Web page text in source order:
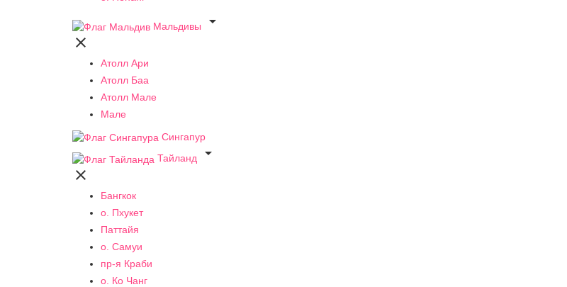
Мальдивы


Атолл Ари
Атолл Баа
Атолл Мале
Мале
Сингапур
Тайланд


Бангкок
о. Пхукет
Паттайя
о. Самуи
пр-я Краби
о. Ко Чанг